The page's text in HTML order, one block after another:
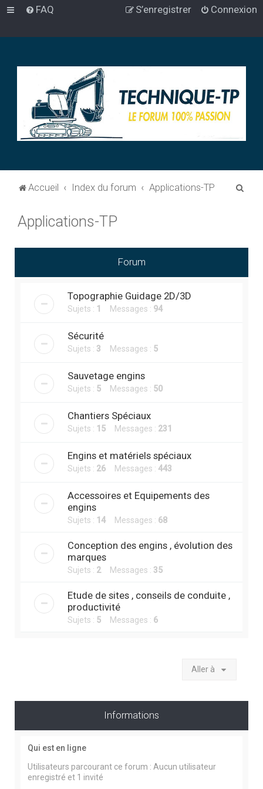
FAQ Connexion
S’enregistrer
Accueil Index du forum Applications-TP
Applications-TP
Forum
Topographie Guidage 2D/3D
Sujets : 1 Messages : 94
Sécurité
Sujets : 3 Messages : 5
Sauvetage engins
Sujets : 5 Messages : 50
Chantiers Spéciaux
Sujets : 15 Messages : 231
Engins et matériels spéciaux
Sujets : 26 Messages : 443
Accessoires et Equipements des
engins
Sujets : 14 Messages : 68
Conception des engins , évolution des
marques
Sujets : 2Messages : 35
Etude de sites , conseils de conduite ,
productivité
Sujets : 5 Messages : 6
Aller à
Informations
Qui est en ligne
Utilisateurs parcourant ce forum : Aucun utilisateur
enregistré et 1 invité